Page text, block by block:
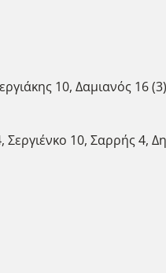
10, Δαμιανός 16
10, Σαρρής 4,